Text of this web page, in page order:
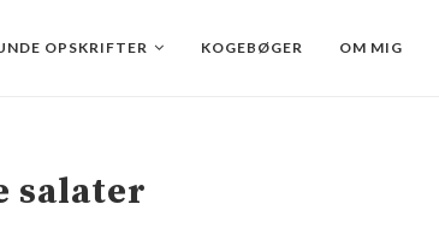
OPSKRIFTER KOGEBØGER OM MIG
salater